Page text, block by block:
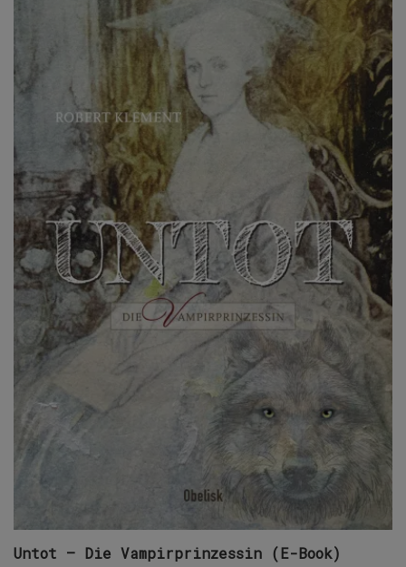
Untot – Die Vampirprinzessin (E-Book)